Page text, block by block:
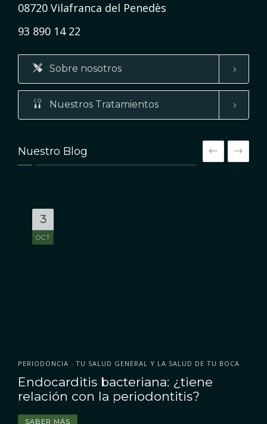
08720 Vilafranca del Penedès
93 890 14 22
Sobre nosotros
Nuestros Tratamientos
Nuestro Blog
3
OCT
PERIODONCIA • TU SALUD GENERAL Y LA SALUD DE TU BOCA
Endocarditis bacteriana: ¿tiene
relación con la periodontitis?
SABER MÁS